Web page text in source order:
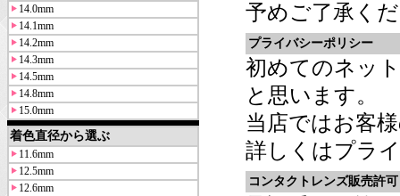
14.0mm
14.1mm
14.2mm
14.3mm
14.5mm
14.8mm
15.0mm
着色直径から選ぶ
11.6mm
12.5mm
12.6mm
予めご了承く
プライバシーポリシー
初めてのネッ
と思います。
当店ではお客
詳しくはプラ
コンタクトレンズ販売許可